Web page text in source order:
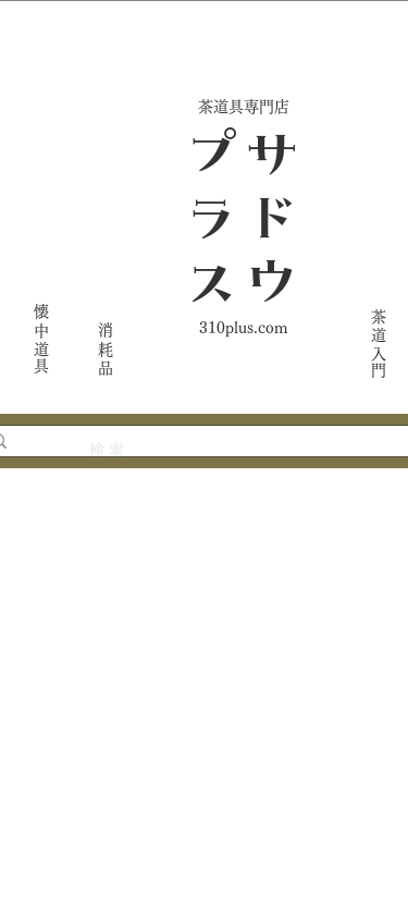
​茶道具専門店
懐中道具 消耗品
サ
ド
ウ
プ
ラ
ス
310plus.com 茶道入門